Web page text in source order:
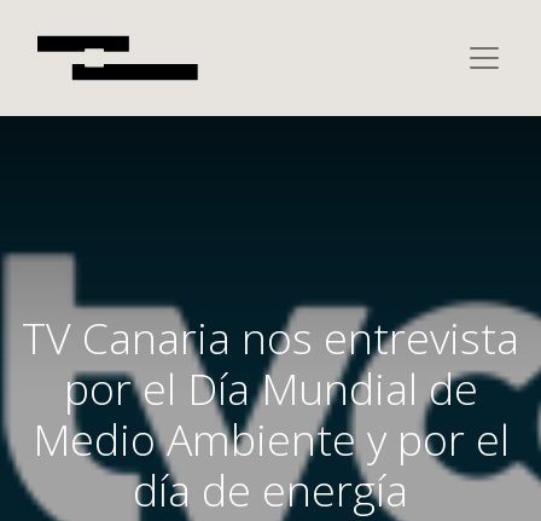
TV Canaria nos entrevista
por el Día Mundial de
Medio Ambiente y por el
día de energía